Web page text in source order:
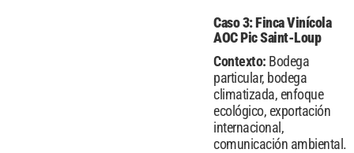
Caso 3: Finca Vinícola
AOC Pic Saint-Loup
Contexto: Bodega
particular, bodega
climatizada, enfoque
ecológico, exportación
internacional,
comunicación ambiental.